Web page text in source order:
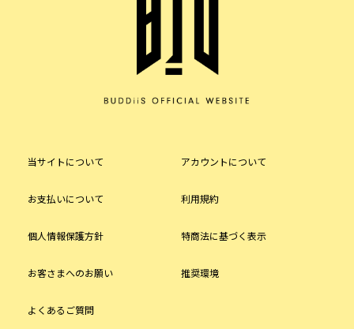
当サイトについて アカウントについて
お支払いについて 利用規約
個人情報保護方針 特商法に基づく表示
お客さまへのお願い 推奨環境
よくあるご質問